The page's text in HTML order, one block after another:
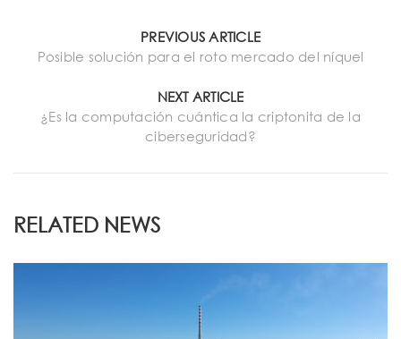
PREVIOUS ARTICLE
Posible solución para el roto mercado del níquel
NEXT ARTICLE
¿Es la computación cuántica la criptonita de la
ciberseguridad?
RELATED NEWS